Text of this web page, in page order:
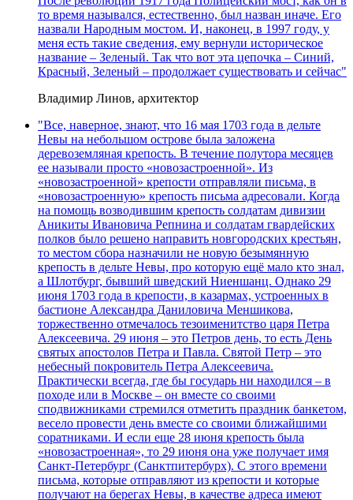
то время назывался, естественно, был назван иначе. Его
назвали Народным мостом. И, наконец, в 1997 году, у
меня есть такие сведения, ему вернули историческое
название – Зеленый. Так что вот эта цепочка – Синий,
Красный, Зеленый – продолжает существовать и сейчас"
Владимир Линов, архитектор
"Все, наверное, знают, что 16 мая 1703 года в дельте
Невы на небольшом острове была заложена
деревоземляная крепость. В течение полутора месяцев
ее называли просто «новозастроенной». Из
«новозастроенной» крепости отправляли письма, в
«новозастроенную» крепость письма адресовали. Когда
на помощь возводившим крепость солдатам дивизии
Аникиты Ивановича Репнина и солдатам гвардейских
полков было решено направить новгородских крестьян,
то местом сбора назначили не новую безымянную
крепость в дельте Невы, про которую ещё мало кто знал,
а Шлотбург, бывший шведский Ниеншанц. Однако 29
июня 1703 года в крепости, в казармах, устроенных в
бастионе Александра Даниловича Меншикова,
торжественно отмечалось тезоименитство царя Петра
Алексеевича. 29 июня – это Петров день, то есть День
святых апостолов Петра и Павла. Святой Петр – это
небесный покровитель Петра Алексеевича.
Практически всегда, где бы государь ни находился – в
походе или в Москве – он вместе со своими
сподвижниками стремился отметить праздник банкетом,
весело провести день вместе со своими ближайшими
соратниками. И если еще 28 июня крепость была
«новозастроенная», то 29 июня она уже получает имя
Санкт-Петербург (Санктпитербурх). С этого времени
письма, которые отправляют из крепости и которые
получают на берегах Невы, в качестве адреса имеют